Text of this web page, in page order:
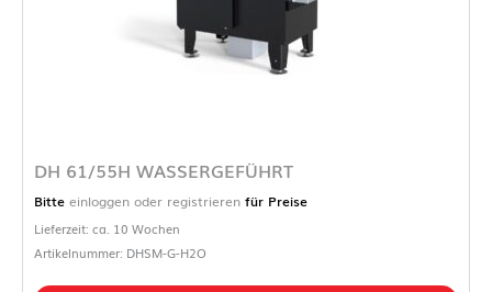
DH 61/55H WASSERGEFÜHRT
Bitte einloggen oder registrieren für Preise
Lieferzeit: ca. 10 Wochen
Artikelnummer: DHSM-G-H2O